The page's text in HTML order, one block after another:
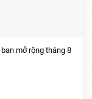
mở rộng tháng 8